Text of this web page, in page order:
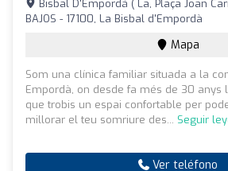
Bisbal D'Empordá ( La, Plaça Joan
BAJOS - 17100, La Bisbal d'Empordà
Mapa
Som una clínica familiar situada a la
Empordà, on desde fa més de 30 anys
que trobis un espai confortable per
millorar el teu somriure des... Seguir
Ver teléfono